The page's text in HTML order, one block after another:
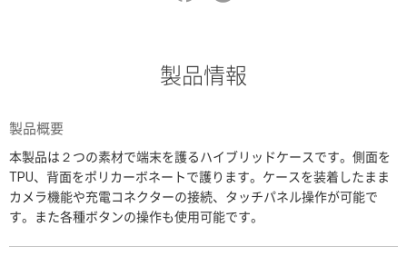
製品情報
製品概要
本製品は２つの素材で端末を護るハイブリッドケースです。側面を
TPU、背面をポリカーボネートで護ります。ケースを装着したまま
カメラ機能や充電コネクターの接続、タッチパネル操作が可能で
す。また各種ボタンの操作も使用可能です。